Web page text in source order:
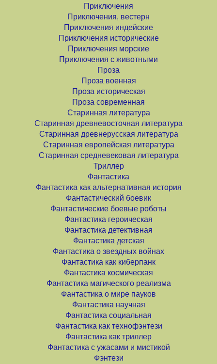
Приключения
Приключения, вестерн
Приключения индейские
Приключения исторические
Приключения морские
Приключения с животными
Проза
Проза военная
Проза историческая
Проза современная
Старинная литература
Старинная древневосточная литература
Старинная древнерусская литература
Старинная европейская литература
Старинная средневековая литература
Триллер
Фантастика
Фантастика как альтернативная история
Фантастический боевик
Фантастические боевые роботы
Фантастика героическая
Фантастика детективная
Фантастика детская
Фантастика о звездных войнах
Фантастика как киберпанк
Фантастика космическая
Фантастика магического реализма
Фантастика о мире пауков
Фантастика научная
Фантастика социальная
Фантастика как технофэнтези
Фантастика как триллер
Фантастика с ужасами и мистикой
Фэнтези